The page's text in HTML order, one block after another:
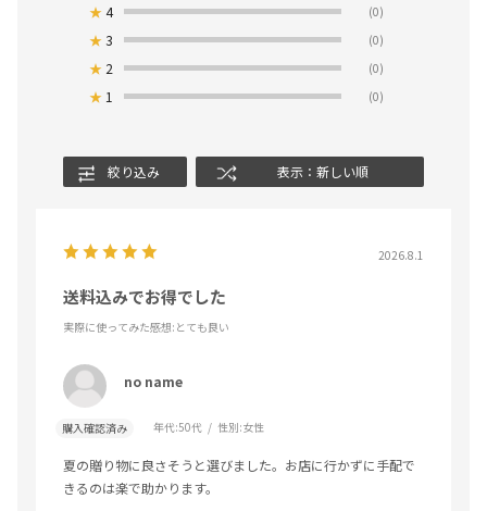
★4 (0)
★3 (0)
★ 2 (0)
★ 1 (0)
絞り込み 表示：新しい順
2026.8.1
送料込みでお得でした
実際に使ってみた感想:とても良い
no name
購入確認済み 年代:50代 性別:女性
夏の贈り物に良さそうと選びました。お店に行かずに手配で
きるのは楽で助かります。